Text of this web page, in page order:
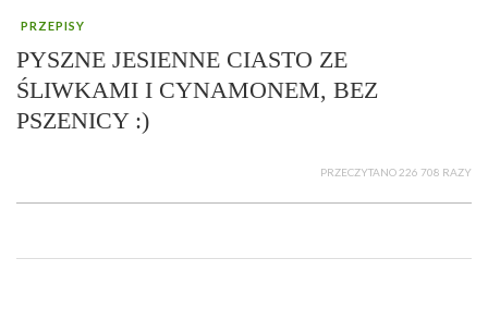
PRZEPISY
PYSZNE JESIENNE CIASTO ZE
ŚLIWKAMI I CYNAMONEM, BEZ
PSZENICY :)
PRZECZYTANO 226 708 RAZY